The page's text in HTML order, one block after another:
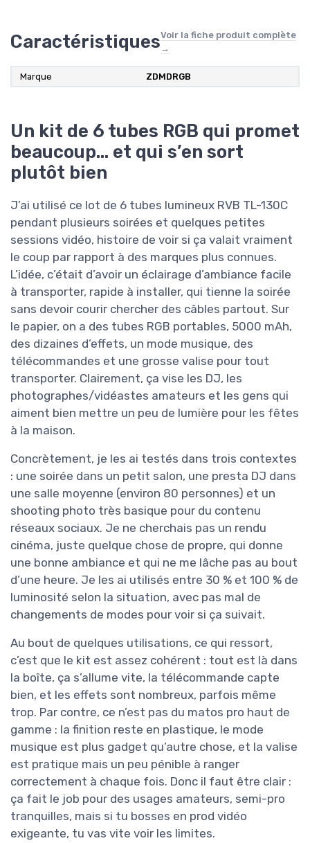
CaractéristiquesVoir la fiche produit complète
→
Marque ZDMDRGB
Un kit de 6 tubes RGB qui promet
beaucoup… et qui s’en sort
plutôt bien
J’ai utilisé ce lot de 6 tubes lumineux RVB TL-130C
pendant plusieurs soirées et quelques petites
sessions vidéo, histoire de voir si ça valait vraiment
le coup par rapport à des marques plus connues.
L’idée, c’était d’avoir un éclairage d’ambiance facile
à transporter, rapide à installer, qui tienne la soirée
sans devoir courir chercher des câbles partout. Sur
le papier, on a des tubes RGB portables, 5000 mAh,
des dizaines d’effets, un mode musique, des
télécommandes et une grosse valise pour tout
transporter. Clairement, ça vise les DJ, les
photographes/vidéastes amateurs et les gens qui
aiment bien mettre un peu de lumière pour les fêtes
à la maison.
Concrètement, je les ai testés dans trois contextes
: une soirée dans un petit salon, une presta DJ dans
une salle moyenne (environ 80 personnes) et un
shooting photo très basique pour du contenu
réseaux sociaux. Je ne cherchais pas un rendu
cinéma, juste quelque chose de propre, qui donne
une bonne ambiance et qui ne me lâche pas au bout
d’une heure. Je les ai utilisés entre 30 % et 100 % de
luminosité selon la situation, avec pas mal de
changements de modes pour voir si ça suivait.
Au bout de quelques utilisations, ce qui ressort,
c’est que le kit est assez cohérent : tout est là dans
la boîte, ça s’allume vite, la télécommande capte
bien, et les effets sont nombreux, parfois même
trop. Par contre, ce n’est pas du matos pro haut de
gamme : la finition reste en plastique, le mode
musique est plus gadget qu’autre chose, et la valise
est pratique mais un peu pénible à ranger
correctement à chaque fois. Donc il faut être clair :
ça fait le job pour des usages amateurs, semi-pro
tranquilles, mais si tu bosses en prod vidéo
exigeante, tu vas vite voir les limites.